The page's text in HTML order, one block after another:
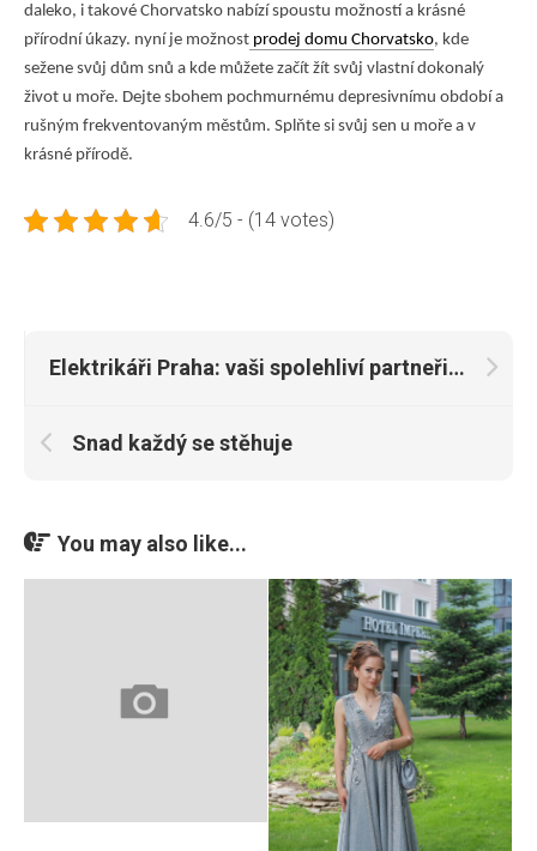
daleko, i takové Chorvatsko nabízí spoustu možností a krásné
přírodní úkazy. nyní je možnost prodej domu Chorvatsko, kde
sežene svůj dům snů a kde můžete začít žít svůj vlastní dokonalý
život u moře. Dejte sbohem pochmurnému depresivnímu období a
rušným frekventovaným městům. Splňte si svůj sen u moře a v
krásné přírodě.
4.6/5 - (14 votes)
Elektrikáři Praha: vaši spolehliví partneři pro elektroinstalace.
Snad každý se stěhuje
You may also like...